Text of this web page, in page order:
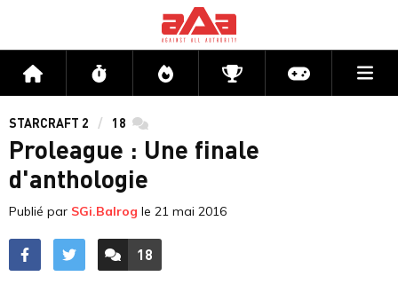
Accueil Flux Directs CompétitionsActu jeux
STARCRAFT 2 18 commentaires
Proleague : Une finale
d'anthologie
Publié par SGi.Balrog le 21 mai 2016
ACCÉDER AUX
18
COMMENTAIRES